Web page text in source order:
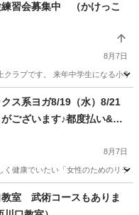
練習会募集中 （かけっこ
8月7日
クラブです。 来年中学生になる小
陸上
クス系ヨガ8/19（水）8/21
がございます♪都度払い&チ
今初回体験１０００円キャ
会に是非ヨガを始めてみ
8月7日
く健康でいたい「女性のためのリラ
レッスン
室 武術コースもありま